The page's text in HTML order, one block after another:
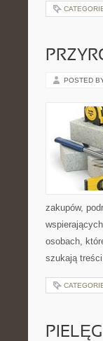
POSTED
zakupów,
osobach,
szukają